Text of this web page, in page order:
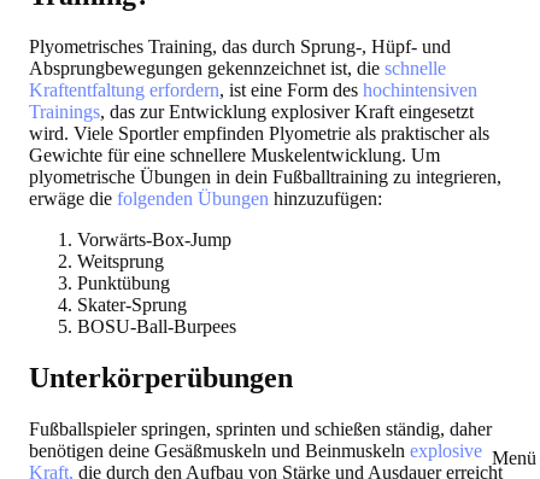
Menü
Plyometrisches Training, das durch Sprung-, Hüpf- und
Absprungbewegungen gekennzeichnet ist, die schnelle
Kraftentfaltung erfordern, ist eine Form des hochintensiven
Trainings, das zur Entwicklung explosiver Kraft eingesetzt
wird. Viele Sportler empfinden Plyometrie als praktischer als
Gewichte für eine schnellere Muskelentwicklung. Um
plyometrische Übungen in dein Fußballtraining zu integrieren,
erwäge die folgenden Übungen hinzuzufügen:
Vorwärts-Box-Jump
Weitsprung
Punktübung
Skater-Sprung
BOSU-Ball-Burpees
Unterkörperübungen
Fußballspieler springen, sprinten und schießen ständig, daher
benötigen deine Gesäßmuskeln und Beinmuskeln explosive
Kraft, die durch den Aufbau von Stärke und Ausdauer erreicht